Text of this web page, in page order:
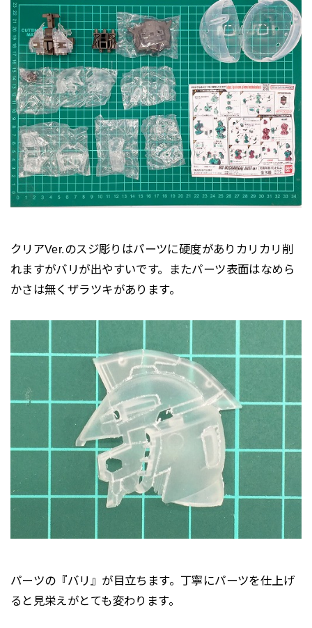
クリアVer.のスジ彫りはパーツに硬度がありカリカリ削
れますがバリが出やすいです。またパーツ表面はなめら
かさは無くザラツキがあります。
パーツの『バリ』が目立ちます。丁寧にパーツを仕上げ
ると見栄えがとても変わります。